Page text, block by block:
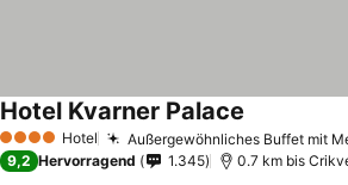
4 Sterne Hotel Außergewöhnliches Buffet mit
Hotel Kvarner Palace
9,2 Hervorragend 1.345 0.7 km bis